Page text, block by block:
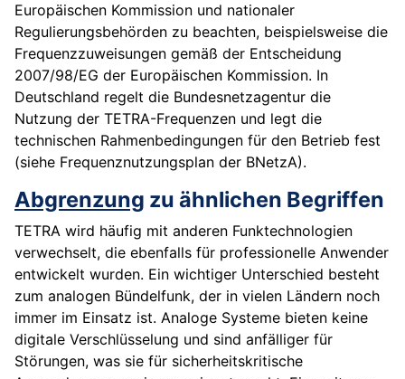
Europäischen Kommission und nationaler
Regulierungsbehörden zu beachten, beispielsweise die
Frequenzzuweisungen gemäß der Entscheidung
2007/98/EG der Europäischen Kommission. In
Deutschland regelt die Bundesnetzagentur die
Nutzung der TETRA-Frequenzen und legt die
technischen Rahmenbedingungen für den Betrieb fest
(siehe Frequenznutzungsplan der BNetzA).
Abgrenzung zu ähnlichen Begriffen
TETRA wird häufig mit anderen Funktechnologien
verwechselt, die ebenfalls für professionelle Anwender
entwickelt wurden. Ein wichtiger Unterschied besteht
zum analogen Bündelfunk, der in vielen Ländern noch
immer im Einsatz ist. Analoge Systeme bieten keine
digitale Verschlüsselung und sind anfälliger für
Störungen, was sie für sicherheitskritische